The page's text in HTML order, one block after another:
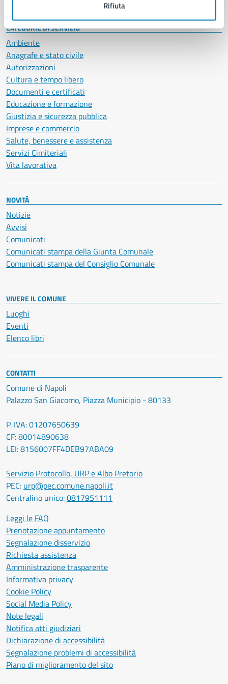
Rifiuta
CATEGORIE DI SERVIZIO
Ambiente
Anagrafe e stato civile
Autorizzazioni
Cultura e tempo libero
Documenti e certificati
Educazione e formazione
Giustizia e sicurezza pubblica
Imprese e commercio
Salute, benessere e assistenza
Servizi Cimiteriali
Vita lavorativa
NOVITÀ
Notizie
Avvisi
Comunicati
Comunicati stampa della Giunta Comunale
Comunicati stampa del Consiglio Comunale
VIVERE IL COMUNE
Luoghi
Eventi
Elenco libri
CONTATTI
Comune di Napoli
Palazzo San Giacomo, Piazza Municipio - 80133
P. IVA: 01207650639
CF: 80014890638
LEI: 8156007FF4DEB97ABA09
Servizio Protocollo, URP e Albo Pretorio
PEC: urp@pec.comune.napoli.it
Centralino unico:0817951111
Leggi le FAQ
Prenotazione appuntamento
Segnalazione disservizio
Richiesta assistenza
Amministrazione trasparente
Informativa privacy
Cookie Policy
Social Media Policy
Note legali
Notifica atti giudiziari
Dichiarazione di accessibilità
Segnalazione problemi di accessibilità
Piano di miglioramento del sito